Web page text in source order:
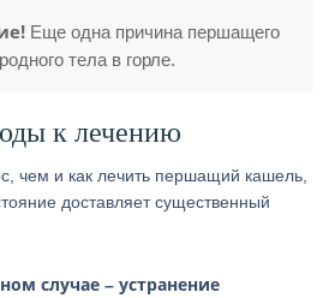
Еще одна причина першащего
тела в горле.
к лечению
чем и как лечить першащий кашель,
доставляет существенный
случае – устранение